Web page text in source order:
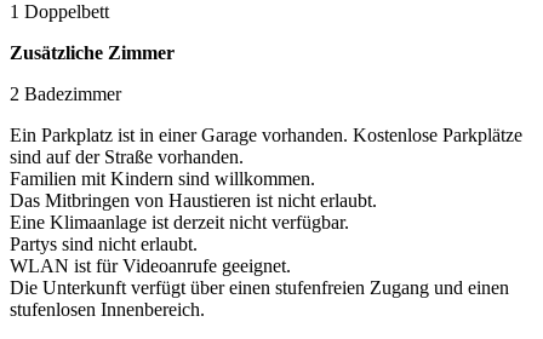
1 Doppelbett
Zusätzliche Zimmer
2 Badezimmer
Ein Parkplatz ist in einer Garage vorhanden. Kostenlose Parkplätze
sind auf der Straße vorhanden.
Familien mit Kindern sind willkommen.
Das Mitbringen von Haustieren ist nicht erlaubt.
Eine Klimaanlage ist derzeit nicht verfügbar.
Partys sind nicht erlaubt.
WLAN ist für Videoanrufe geeignet.
Die Unterkunft verfügt über einen stufenfreien Zugang und einen
stufenlosen Innenbereich.